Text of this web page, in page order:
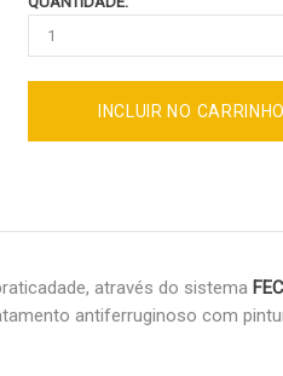
INCLUIR NO CARRINHO
através do sistema
antiferruginoso com